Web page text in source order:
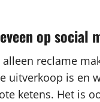
op social
reclame
uitverkoop is en
ketens. Het is